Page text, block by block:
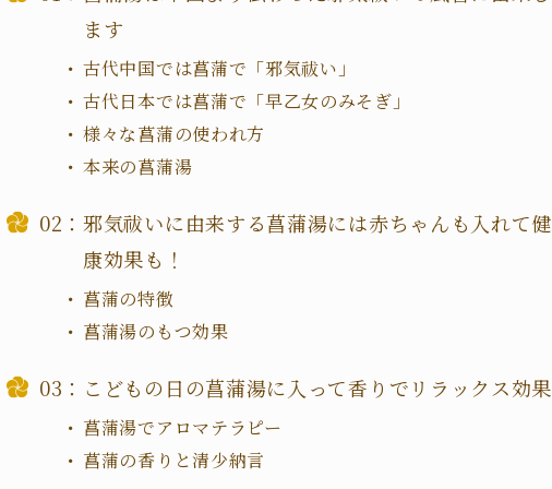
ます
古代中国では菖蒲で「邪気祓い」
古代日本では菖蒲で「早乙女のみそぎ」
様々な菖蒲の使われ方
本来の菖蒲湯
邪気祓いに由来する菖蒲湯には赤ちゃんも入れて健
康効果も！
菖蒲の特徴
菖蒲湯のもつ効果
こどもの日の菖蒲湯に入って香りでリラックス効果
菖蒲湯でアロマテラピー
菖蒲の香りと清少納言